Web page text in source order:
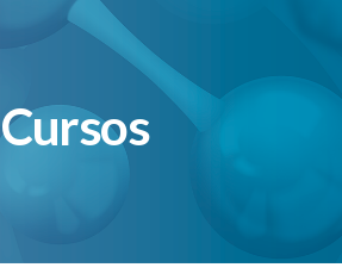
Cursos